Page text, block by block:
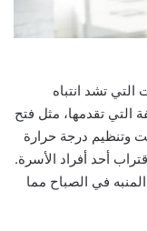
تشد انتباه
التي تقدمها، مثل فتح
وتنظيم درجة حرارة
أحد أفراد الأسرة.
في الصباح مما